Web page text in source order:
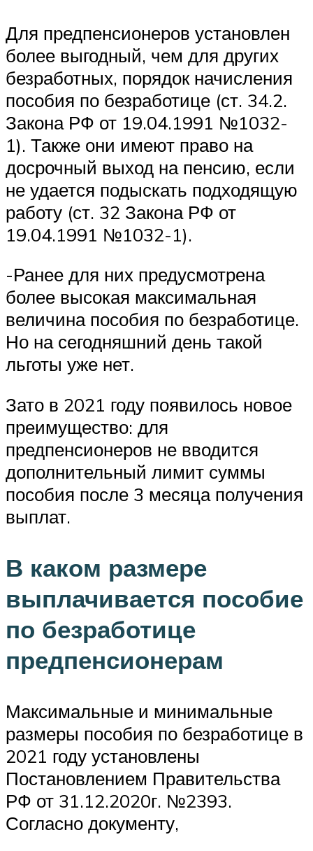
Для предпенсионеров установлен
более выгодный, чем для других
безработных, порядок начисления
пособия по безработице (ст. 34.2.
Закона РФ от 19.04.1991 №1032-
1). Также они имеют право на
досрочный выход на пенсию, если
не удается подыскать подходящую
работу (ст. 32 Закона РФ от
19.04.1991 №1032-1).
-Ранее для них предусмотрена
более высокая максимальная
величина пособия по безработице.
Но на сегодняшний день такой
льготы уже нет.
Зато в 2021 году появилось новое
преимущество: для
предпенсионеров не вводится
дополнительный лимит суммы
пособия после 3 месяца получения
выплат.
В каком размере
выплачивается пособие
по безработице
предпенсионерам
Максимальные и минимальные
размеры пособия по безработице в
2021 году установлены
Постановлением Правительства
РФ от 31.12.2020г. №2393.
Согласно документу,